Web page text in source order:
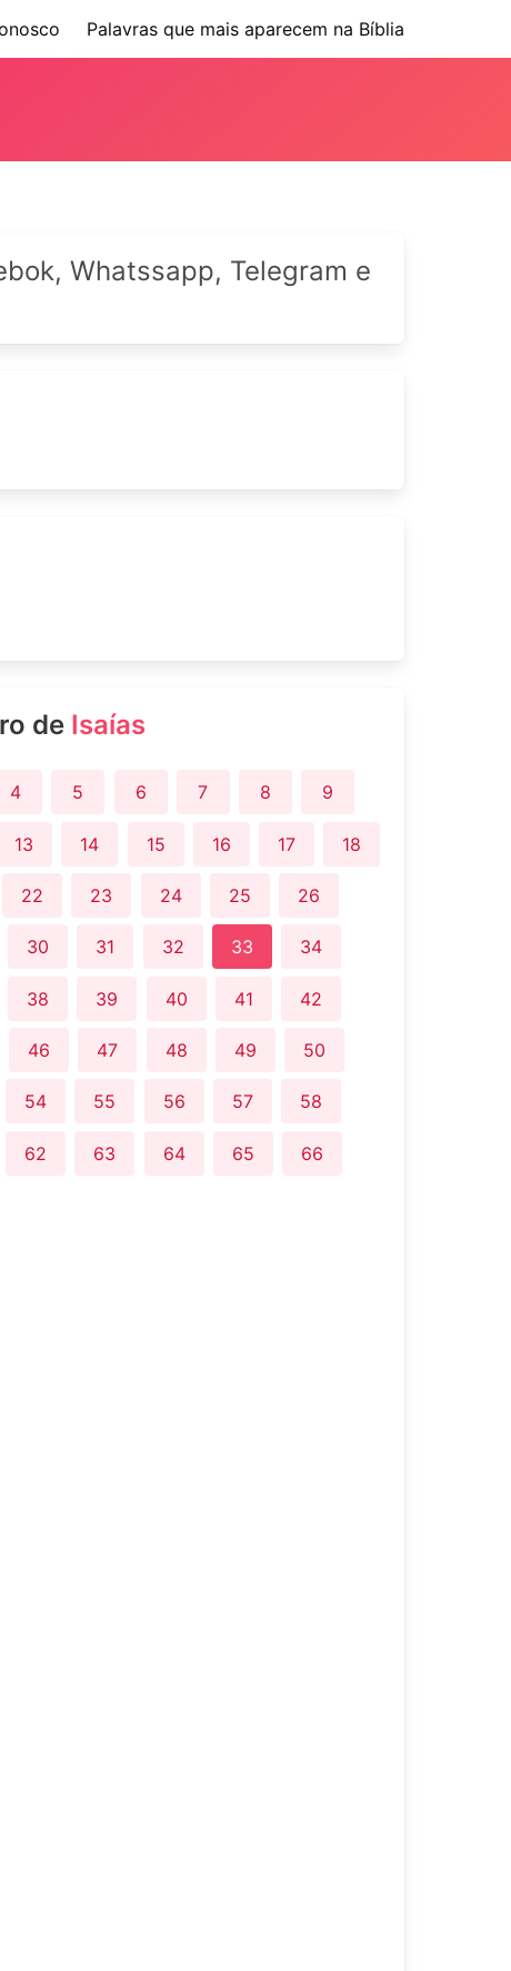
Palavras que mais aparecem na Bíblia
Whatssapp, Telegram e
de Isaías
4 5 6 7 8 9
13 14 15 16 17 18
22 23 24 25 26
30 31 32 33 34
38 39 40 41 42
46 47 48 49 50
54 55 56 57 58
62 63 64 65 66